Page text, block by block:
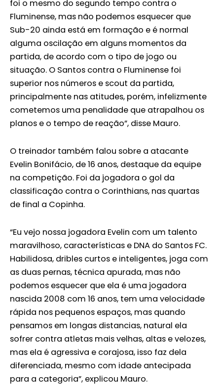
foi o mesmo do segundo tempo contra o
Fluminense, mas não podemos esquecer que
Sub-20 ainda está em formação e é normal
alguma oscilação em alguns momentos da
partida, de acordo com o tipo de jogo ou
situação. O Santos contra o Fluminense foi
superior nos números e scout da partida,
principalmente nas atitudes, porém, infelizmente
cometemos uma penalidade que atrapalhou os
planos e o tempo de reação”, disse Mauro.
O treinador também falou sobre a atacante
Evelin Bonifácio, de 16 anos, destaque da equipe
na competição. Foi da jogadora o gol da
classificação contra o Corinthians, nas quartas
de final a Copinha.
“Eu vejo nossa jogadora Evelin com um talento
maravilhoso, características e DNA do Santos FC.
Habilidosa, dribles curtos e inteligentes, joga com
as duas pernas, técnica apurada, mas não
podemos esquecer que ela é uma jogadora
nascida 2008 com 16 anos, tem uma velocidade
rápida nos pequenos espaços, mas quando
pensamos em longas distancias, natural ela
sofrer contra atletas mais velhas, altas e velozes,
mas ela é agressiva e corajosa, isso faz dela
diferenciada, mesmo com idade antecipada
para a categoria”, explicou Mauro.